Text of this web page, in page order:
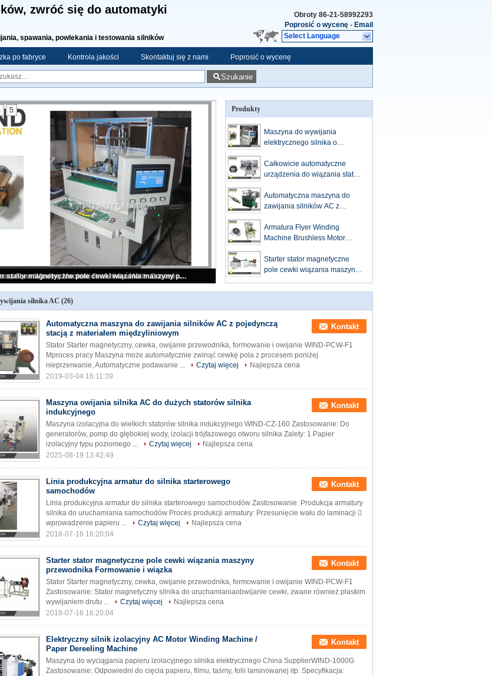
zwróć się do automatyki
spawania, powlekania i testowania silników
Obroty 86-21-58992293
Poprosić o wycenę - Email
Select Language
po fabryce Kontrola jakości Skontaktuj się z nami Poprosić o wycenę
Szukanie
Maszyna do wywijania elektrycznego silnika o podwójnej stacji armaturowej / małe wywijanie rotorowe
5 Produkty
Maszyna do wywijania
elektrycznego silnika o
małe wywijanie rotorowe
Całkowicie automatyczne
urządzenia do wiązania statoru
uniwersalny wiązka statorowy
Automatyczna maszyna do
zawijania silników AC z
uniwersalnych silników
elektrycznych DC i AC
Armatura Flyer Winding
Machine Brushless Motor
Starter stator magnetyczne
pole cewki wiązania maszyny
wiązka
silnika AC (26)
Automatyczna maszyna do zawijania silników AC z pojedynczą
stacją z materiałem międzyliniowym
Kontakt
Stator Starter magnetyczny, cewka, owijanie przewodnika, formowanie i owijanie WIND-PCW-F1
Mproces pracy Maszyna może automatycznie zwinąć cewkę pola z procesem poniżej
nieprzerwanie, Automatyczne podawanie ...
Czytaj więcej
Najlepsza cena
2019-03-04 16:11:39
Maszyna owijania silnika AC do dużych statorów silnika
indukcyjnego
Kontakt
Maszyna izolacyjna do wielkich statorów silnika indukcyjnego WIND-CZ-160 Zastosowanie: Do
generatorów, pomp do głębokiej wody, izolacji trójfazowego otworu silnika Zalety: 1.Papier
izolacyjny typu poziomego ...
Czytaj więcej
Najlepsza cena
2025-08-19 13:42:49
Linia produkcyjna armatur do silnika starterowego
samochodów
Kontakt
Linia produkcyjna armatur do silnika starterowego samochodów Zastosowanie: Produkcja armatury
silnika do uruchamiania samochodów Proces produkcji armatury: Przesunięcie wału do laminacji 
wprowadzenie papieru ...
Czytaj więcej
Najlepsza cena
2018-07-16 16:20:04
Starter stator magnetyczne pole cewki wiązania maszyny
przewodnika Formowanie i wiązka
Kontakt
Stator Starter magnetyczny, cewka, owijanie przewodnika, formowanie i owijanie WIND-PCW-F1
Zastosowanie: Stator magnetyczny silnika do uruchamianiaobwijanie cewki, zwane również płaskim
wywijaniem drutu ...
Czytaj więcej
Najlepsza cena
2018-07-16 16:20:04
Elektryczny silnik izolacyjny AC Motor Winding Machine /
Paper Dereeling Machine
Kontakt
Maszyna do wyciągania papieru izolacyjnego silnika elektrycznego China SupplierWIND-1000G
Zastosowanie: Odpowiedni do cięcia papieru, filmu, taśmy, folii laminowanej itp. Specyfikacja: